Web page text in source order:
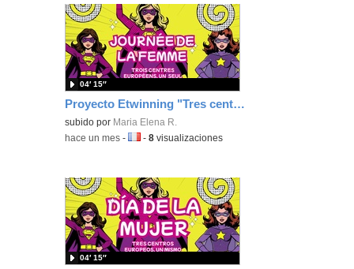
Proyecto Etwinning "Tres centros europeos, un mismo compromiso"
subido por Maria Elena R.
04′ 15″
-hace un mes -Idioma:
-8 visualizaciones
04′ 15″